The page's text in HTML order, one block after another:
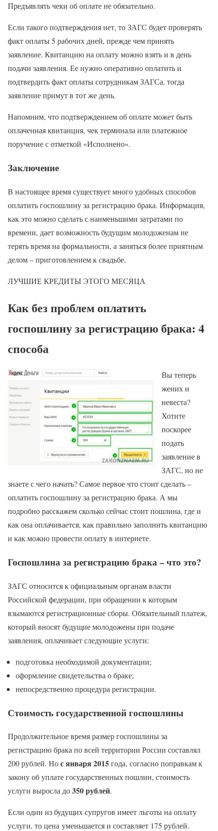
Предъявлять чеки об оплате не обязательно.
Если такого подтверждения нет, то ЗАГС будет проверять
факт оплаты 5 рабочих дней, прежде чем принять
заявление. Квитанцию на оплату можно взять и в день
подачи заявления. Ее нужно оперативно оплатить и
подтвердить факт оплаты сотрудникам ЗАГСа, тогда
заявление примут в тот же день.
Напомним, что подтверждением об оплате может быть
оплаченная квитанция, чек терминала или платежное
поручение с отметкой «Исполнено».
Заключение
В настоящее время существует много удобных способов
оплатить госпошлину за регистрацию брака. Информация,
как это можно сделать с наименьшими затратами по
времени, дает возможность будущим молодоженам не
терять время на формальности, а заняться более приятным
делом – приготовлением к свадьбе.
ЛУЧШИЕ КРЕДИТЫ ЭТОГО МЕСЯЦА
Как без проблем оплатить
госпошлину за регистрацию брака: 4
способа
Вы теперь
жених и
невеста?
Хотите
поскорее
подать
заявление в
ЗАГС, но не
знаете с чего начать? Самое первое что стоит сделать –
оплатить госпошлину за регистрацию брака. А мы
подробно расскажем сколько сейчас стоит пошлина, где и
как она оплачивается, как правильно заполнить квитанцию
и как можно провести оплату в интернете.
Госпошлина за регистрацию брака – что это?
ЗАГС относится к официальным органам власти
Российской федерации, при обращении к которым
взымаются регистрационные сборы. Обязательный платеж,
который вносят будущие молодожены при подаче
заявления, оплачивает следующие услуги:
подготовка необходимой документации;
оформление свидетельства о браке;
непосредственно процедура регистрации.
Стоимость государственной госпошлины
Продолжительное время размер госпошлины за
регистрацию брака по всей территории России составлял
200 рублей. Нос января 2015года, согласно поправкам к
закону об уплате государственных пошлин, стоимость
услуги выросла до350 рублей.
Если один из будущих супругов имеет льготы на оплату
услуги, то цена уменьшается и составляет 175 рублей.